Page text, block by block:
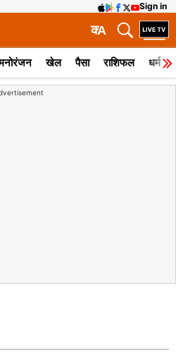
Sign in
A
क
खेल पैसा राशिफल धर्म